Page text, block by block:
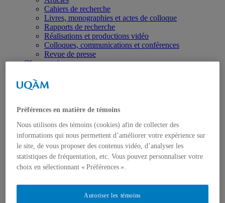
Cahiers de recherche
Livres, monographies et actes de colloque
Rapports de recherche
Réalisations et productions vidéo
Colloques, communications et conférences
Revue de presse
Observatoire
Séminaires spécialisés et formations sur mesure
Formation universitaire
Études de 2e cycle
Formation collégiale
Formation en ligne
Bourses
Boîte à outils
Liens utiles
Glossaire
Préférences en matière de témoins
Nous utilisons des témoins (cookies) afin de collecter des
informations qui nous permettent d’améliorer votre expérience sur
le site, de vous proposer des contenus vidéo, d’analyser les
statistiques de fréquentation, etc. Vous pouvez personnaliser votre
choix en sélectionnant « Préférences ».
Autoriser les témoins